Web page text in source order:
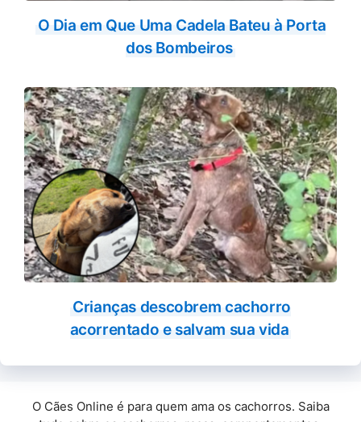
O Dia em Que Uma Cadela Bateu à Porta
dos Bombeiros
Crianças descobrem cachorro
acorrentado e salvam sua vida
O Cães Online é para quem ama os cachorros. Saiba